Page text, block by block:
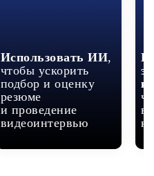
Использовать ИИ,
чтобы ускорить
подбор и оценку
резюме
и проведение
видеоинтервью